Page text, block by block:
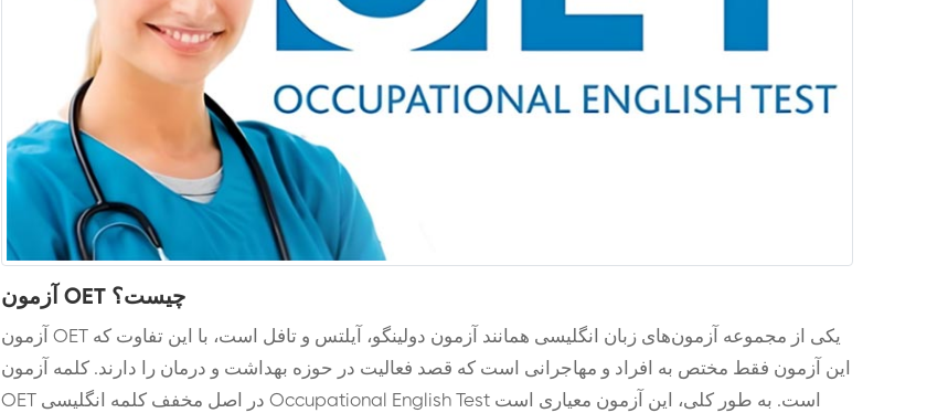
آزمون OET چیست؟
آزمون OET یکی از مجموعه آزمون‌های زبان انگلیسی همانند آزمون دولینگو، آیلتس و تافل است، با این تفاوت که
این آزمون فقط مختص به افراد و مهاجرانی است که قصد فعالیت در حوزه بهداشت و درمان را دارند. کلمه آزمون
OET در اصل مخفف کلمه انگلیسی Occupational English Test است. به طور کلی، این آزمون معیاری است